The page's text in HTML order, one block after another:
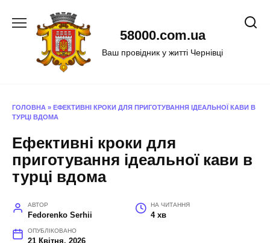
58000.com.ua
Ваш провідник у житті Чернівці
ГОЛОВНА » ЕФЕКТИВНІ КРОКИ ДЛЯ ПРИГОТУВАННЯ ІДЕАЛЬНОЇ КАВИ В
ТУРЦІ ВДОМА
Ефективні кроки для
приготування ідеальної кави в
турці вдома
АВТОР
Fedorenko Serhii
НА ЧИТАННЯ
4 хв
ОПУБЛІКОВАНО
21 Квітня, 2026